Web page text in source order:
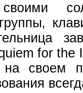
своими
for the
на своем